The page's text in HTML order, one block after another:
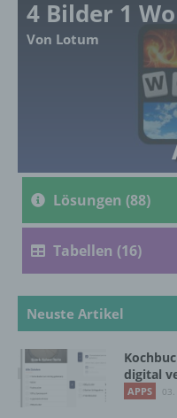
4 Bilder 1
Von Lotum
Lösungen (88)
Tabellen (16)
Neuste Artikel
digital
APPS
Ausdruck der
genetischen,
kulturellen oder
natürlichen
b) betroffene
identifizierbare
werden.
c) Verarbeitung
Verarbeitung
automatisierter
Vorgang oder